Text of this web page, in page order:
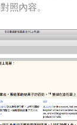
照內容。